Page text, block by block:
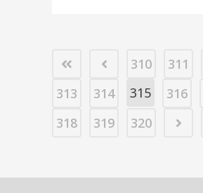
310 311
313
314 315 316
318
319 320